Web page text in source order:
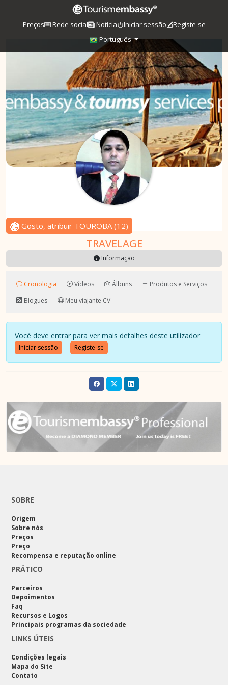
Preços Rede social Notícia Iniciar sessão
Registe-se
Português
Gosto, atribuir TOUROBA(12)
TRAVELAGE
Informação
Cronologia Vídeos Álbuns
Produtos e Serviços
Blogues
Meu viajante CV
Você deve entrar para ver mais detalhes deste utilizador
Iniciar sessão Registe-se
SOBRE
Origem
Sobre nós
Preços
Preço
Recompensa e reputação online
PRÁTICO
Parceiros
Depoimentos
Faq
Recursos e Logos
Principais programas da sociedade
LINKS ÚTEIS
Condições legais
Mapa do Site
Contato